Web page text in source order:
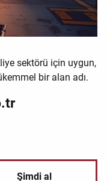
sektörü için uygun,
bir alan adı.
Şimdi al